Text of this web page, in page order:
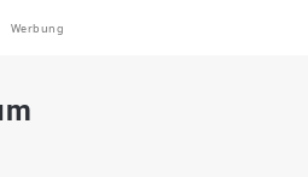
Werbung